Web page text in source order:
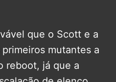
que o Scott e a
mutantes a
reboot, já que a